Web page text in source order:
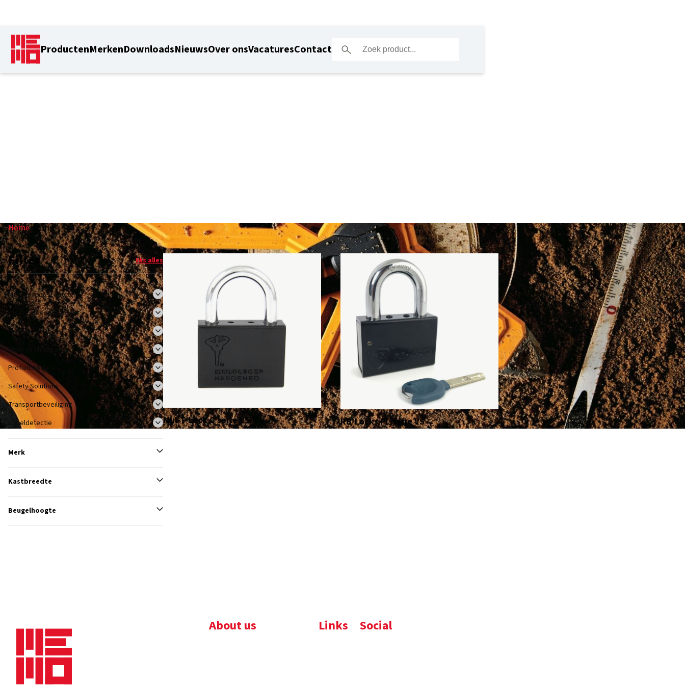
ProductenMerkenDownloadsNieuwsOver onsVacaturesContact
Home/92 mm
Filter Wis alles
Meetgereedschappen
Lasergereedschappen
Hangsloten
Messen en zagen
Profielcilinders
Safety Solutions
Transportbeveiliging
Kabeldetectie
Merk
Kastbreedte
Beugelhoogte
Mul-T-Lock C serie VS RB-Locks PL serie VS
About us Links Social